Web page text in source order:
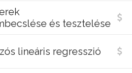
és tesztelése
lineáris regresszió